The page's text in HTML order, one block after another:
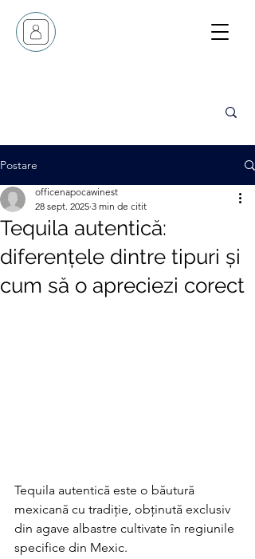
Postare
Tequila autentică:
diferențele dintre tipuri și
cum să o apreciezi corect
officenapocawinest
28 sept. 2025 3 min de citit
Tequila autentică este o băutură
mexicană cu tradiție, obținută exclusiv
din agave albastre cultivate în regiunile
specifice din Mexic.